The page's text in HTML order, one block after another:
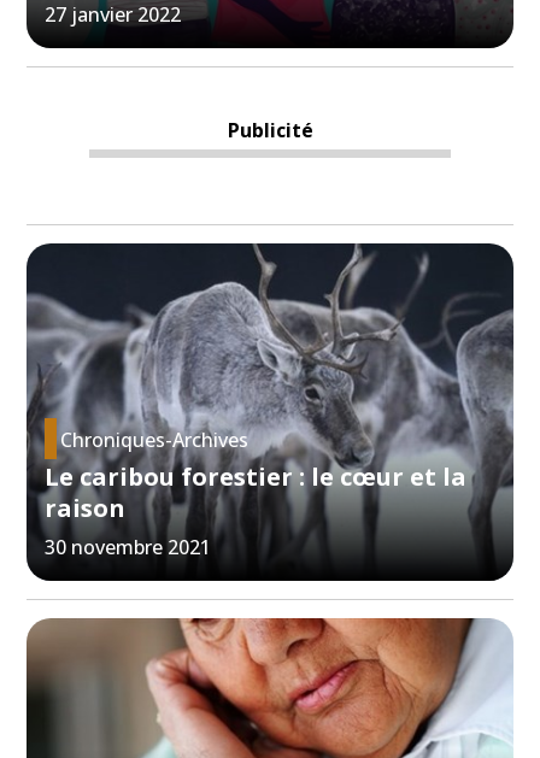
27 janvier 2022
Publicité
Chroniques-Archives
Le caribou forestier : le cœur et la
raison
30 novembre 2021